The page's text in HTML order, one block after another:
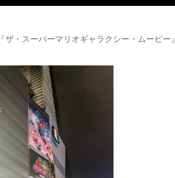
ザ・スーパーマリオギャラクシー・ムービー』